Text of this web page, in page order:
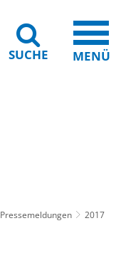
SUCHE MENÜ
Pressemeldungen
2017